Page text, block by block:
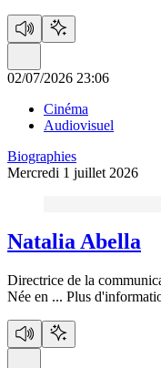
02/07/2026 23:06
Cinéma
Audiovisuel
Biographies
Mercredi 1 juillet 2026
Natalia Abella
Directrice de la
Née en ... Plus